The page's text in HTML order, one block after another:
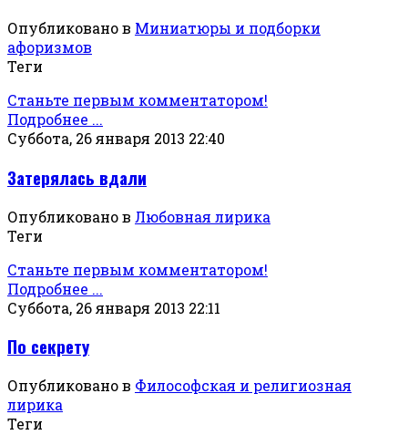
Опубликовано в Миниатюры и подборки
афоризмов
Теги
Станьте первым комментатором!
Подробнее ...
Суббота, 26 января 2013 22:40
Затерялась вдали
Опубликовано в Любовная лирика
Теги
Станьте первым комментатором!
Подробнее ...
Суббота, 26 января 2013 22:11
По секрету
Опубликовано в Философская и религиозная
лирика
Теги